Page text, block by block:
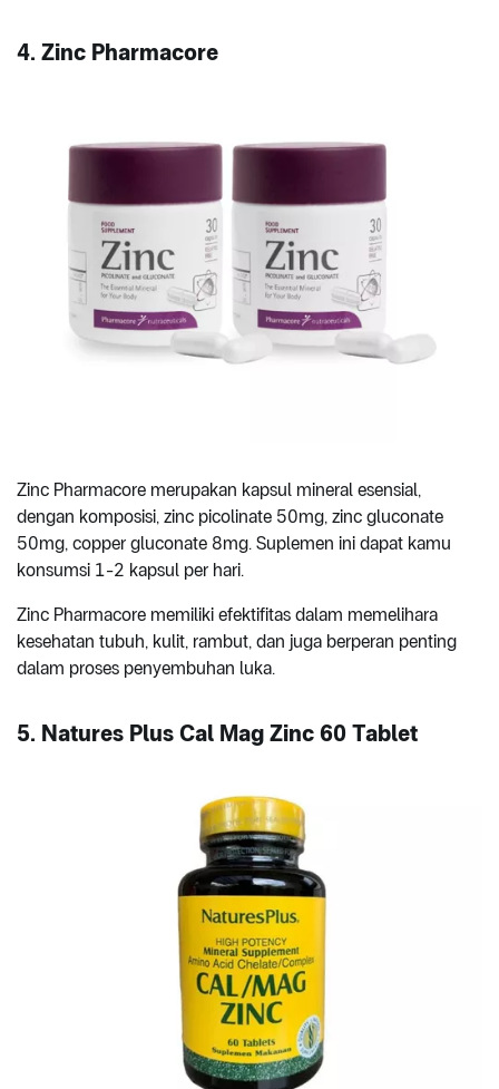
4. Zinc Pharmacore
Zinc Pharmacore merupakan kapsul mineral esensial,
dengan komposisi, zinc picolinate 50mg, zinc gluconate
50mg, copper gluconate 8mg. Suplemen ini dapat kamu
konsumsi 1-2 kapsul per hari.
Zinc Pharmacore memiliki efektifitas dalam memelihara
kesehatan tubuh, kulit, rambut, dan juga berperan penting
dalam proses penyembuhan luka.
5. Natures Plus Cal Mag Zinc 60 Tablet